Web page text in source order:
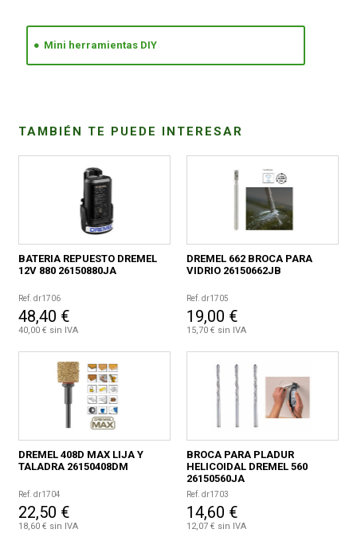
Mini herramientas DIY
TAMBIÉN TE PUEDE INTERESAR
BATERIA REPUESTO DREMEL
12V 880 26150880JA
Ref. dr1706
48,40 €
40,00 € sin IVA
DREMEL 662 BROCA PARA
VIDRIO 26150662JB
Ref. dr1705
19,00 €
15,70 € sin IVA
DREMEL 408D MAX LIJA Y
TALADRA 26150408DM
Ref. dr1704
22,50 €
18,60 € sin IVA
BROCA PARA PLADUR
HELICOIDAL DREMEL 560
26150560JA
Ref. dr1703
14,60 €
12,07 € sin IVA